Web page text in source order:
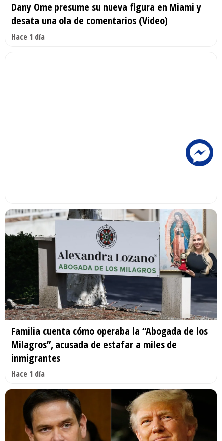
Dany Ome presume su nueva figura en Miami y
desata una ola de comentarios (Video)
Hace 1 día
Familia cuenta cómo operaba la “Abogada de los
Milagros”, acusada de estafar a miles de
inmigrantes
Hace 1 día